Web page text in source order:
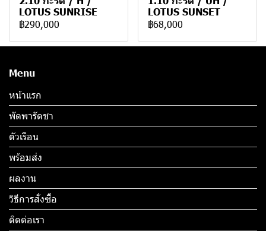
LOTUS SUNRISE
฿290,000
LOTUS SUNSET
฿68,000
Menu
หน้าแรก
พัดพารัดชา
ตัวเรือน
พร้อมส่ง
ผลงาน
วิธีการสั่งซื้อ
ติดต่อเรา